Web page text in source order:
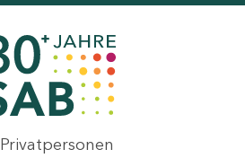
Privatpersonen